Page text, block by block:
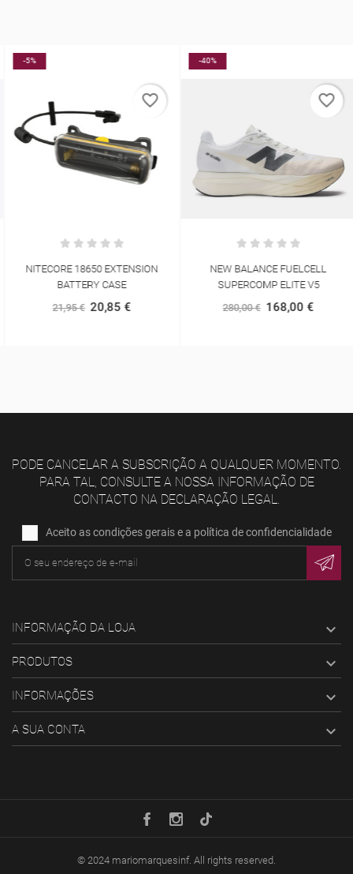
-5%
NITECORE 18650 EXTENSION
BATTERY CASE
21,95 €
20,85 €
favorite_border
-40%
NEW BALANCE FUELCELL
SUPERCOMP ELITE V5
280,00 €
168,00 €
favorite_border
PODE CANCELAR A SUBSCRIÇÃO A QUALQUER MOMENTO.
PARA TAL, CONSULTE A NOSSA INFORMAÇÃO DE
CONTACTO NA DECLARAÇÃO LEGAL.
Aceito as condições gerais e a política de confidencialidade
INFORMAÇÃO DA LOJA 
PRODUTOS 
INFORMAÇÕES 
A SUA CONTA 
© 2024 mariomarquesinf. All rights reserved.